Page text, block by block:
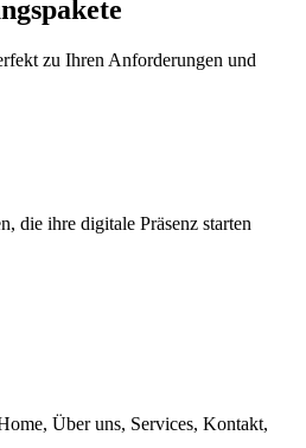
zu Ihren Anforderungen und
die ihre digitale Präsenz starten
Über uns, Services, Kontakt,